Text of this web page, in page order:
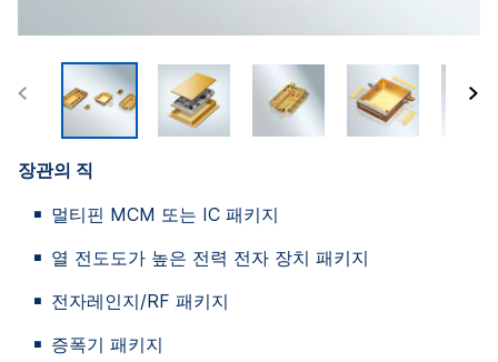
장관의 직
멀티핀 MCM 또는 IC 패키지
열 전도도가 높은 전력 전자 장치 패키지
전자레인지/RF 패키지
증폭기 패키지